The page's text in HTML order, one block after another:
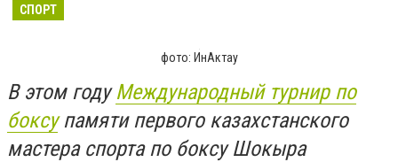
СПОРТ
фото: ИнАктау
В этом годуМеждународный турнир по
боксупамяти первого казахстанского
мастера спорта по боксу Шокыра